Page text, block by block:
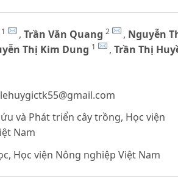
1 , Trần Văn Quang 2 , Nguyễn
Thị Kim Dung 1 , Trần Thị
lehuygictk55@gmail.com
và Phát triển cây trồng, Học viện
Nam
Học viện Nông nghiệp Việt Nam